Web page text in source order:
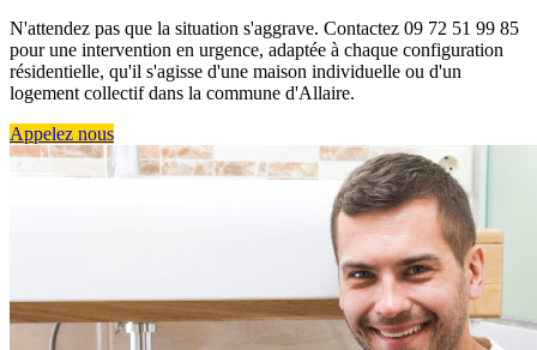
N'attendez pas que la situation s'aggrave. Contactez 09 72 51 99 85
pour une intervention en urgence, adaptée à chaque configuration
résidentielle, qu'il s'agisse d'une maison individuelle ou d'un
logement collectif dans la commune d'Allaire.
Appelez nous